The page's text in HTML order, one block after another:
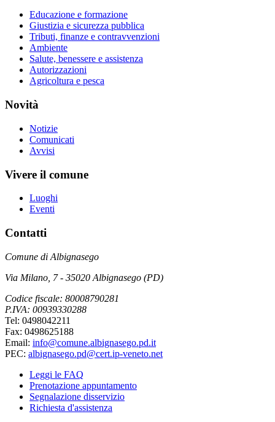
Educazione e formazione
Giustizia e sicurezza pubblica
Tributi, finanze e contravvenzioni
Ambiente
Salute, benessere e assistenza
Autorizzazioni
Agricoltura e pesca
Novità
Notizie
Comunicati
Avvisi
Vivere il comune
Luoghi
Eventi
Contatti
Comune di Albignasego
Via Milano, 7 - 35020 Albignasego (PD)
Codice fiscale: 80008790281
P.IVA: 00939330288
Tel: 0498042211
Fax: 0498625188
Email: info@comune.albignasego.pd.it
PEC: albignasego.pd@cert.ip-veneto.net
Leggi le FAQ
Prenotazione appuntamento
Segnalazione disservizio
Richiesta d'assistenza